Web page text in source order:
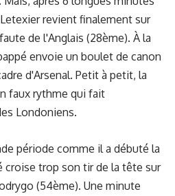
revient finalement sur
de l'Anglais (28ème). À la
envoie un boulet de canon
d'Arsenal. Petit à petit, la
faux rythme qui fait
Londoniens.
période comme il a débuté la
croise trop son tir de la tête sur
(54ème). Une minute